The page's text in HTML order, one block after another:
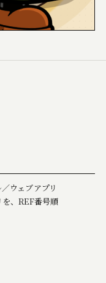
ウェブアプリ
、REF番号順